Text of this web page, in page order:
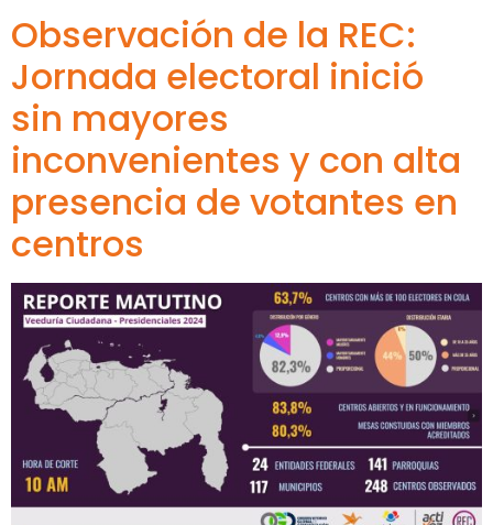
Observación de la REC:
Jornada electoral inició
sin mayores
inconvenientes y con alta
presencia de votantes en
centros